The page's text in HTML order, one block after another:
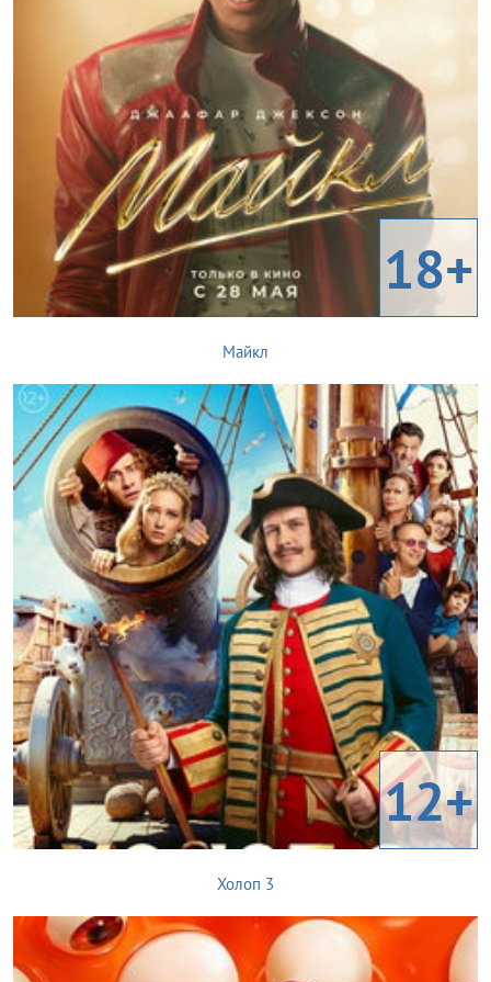
18+
Майкл
12+
Холоп 3